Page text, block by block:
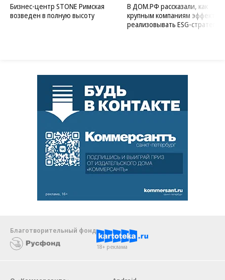
Бизнес-центр STONE Римская
возведен в полную высоту
В ДОМ.РФ рассказали, как
крупным компаниям
реализовывать ESG-стратегию
Благотворительный фонд
18+ реклама